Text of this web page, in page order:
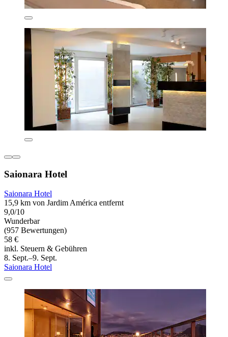
Saionara Hotel
Saionara Hotel
15,9 km von Jardim América entfernt
9,0/10
Wunderbar
(957 Bewertungen)
58 €
inkl. Steuern & Gebühren
8. Sept.–9. Sept.
Saionara Hotel